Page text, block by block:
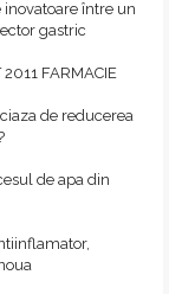
între un
gastric
FARMACIE
de reducerea
de apa din